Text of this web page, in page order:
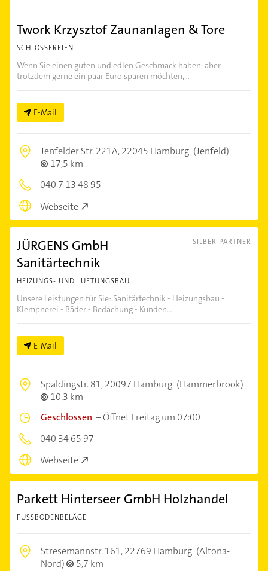
Twork Krzysztof Zaunanlagen & Tore
SCHLOSSEREIEN
Wenn Sie einen guten und edlen Geschmack haben, aber
trotzdem gerne ein paar Euro sparen möchten,...
E-Mail
Jenfelder Str. 221A,22045 Hamburg (Jenfeld)
17,5 km
040 7 13 48 95
Webseite
SILBER PARTNER
JÜRGENS GmbH
Sanitärtechnik
HEIZUNGS- UND LÜFTUNGSBAU
Unsere Leistungen für Sie: Sanitärtechnik - Heizungsbau -
Klempnerei - Bäder - Bedachung - Kunden...
E-Mail
Spaldingstr. 81,20097 Hamburg (Hammerbrook)
10,3 km
Geschlossen –Öffnet Freitag um 07:00
040 34 65 97
Webseite
Parkett Hinterseer GmbH Holzhandel
FUSSBODENBELÄGE
Stresemannstr. 161,22769 Hamburg (Altona-
Nord)
5,7 km